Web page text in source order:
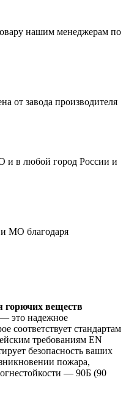
нашим менеджерам по
от завода производителя
и в любой город России и
МО благодаря
горючих веществ
— это надежное
соответствует стандартам
требованиям EN
безопасность ваших
пожара,
— 90Б (90